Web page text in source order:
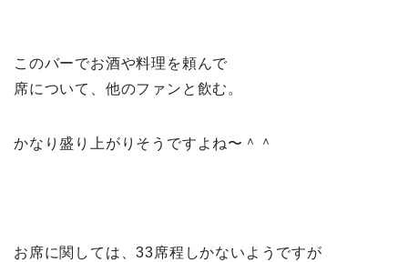
このバーでお酒や料理を頼んで
席について、他のファンと飲む。
かなり盛り上がりそうですよね〜＾＾
お席に関しては、33席程しかないようですが